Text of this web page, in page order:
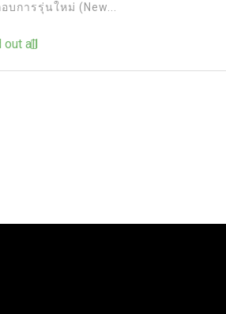
บการรุ่นใหม่ (New...
out all